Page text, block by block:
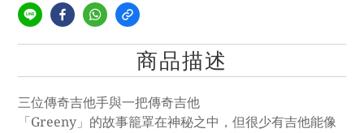
商品描述
三位傳奇吉他手與一把傳奇吉他
「Greeny」的故事籠罩在神秘之中，但很少有吉他能像